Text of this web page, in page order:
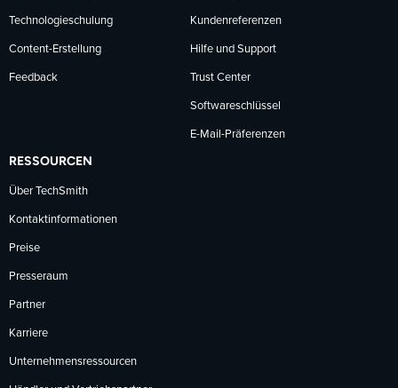
Technologieschulung
Content-Erstellung
Feedback
Kundenreferenzen
Hilfe und Support
Trust Center
Softwareschlüssel
E-Mail-Präferenzen
RESSOURCEN
Über TechSmith
Kontaktinformationen
Preise
Presseraum
Partner
Karriere
Unternehmensressourcen